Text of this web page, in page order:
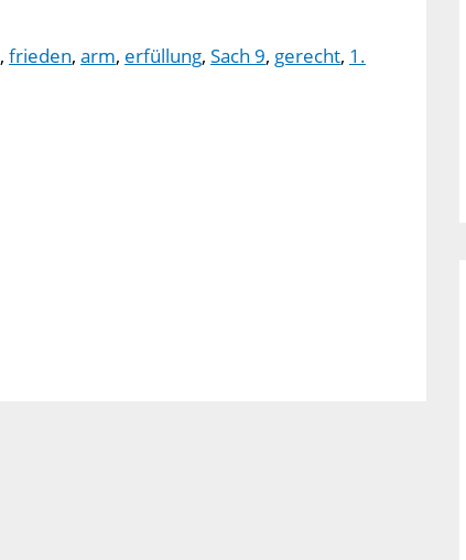
, frieden, arm, erfüllung, Sach 9, gerecht, 1.